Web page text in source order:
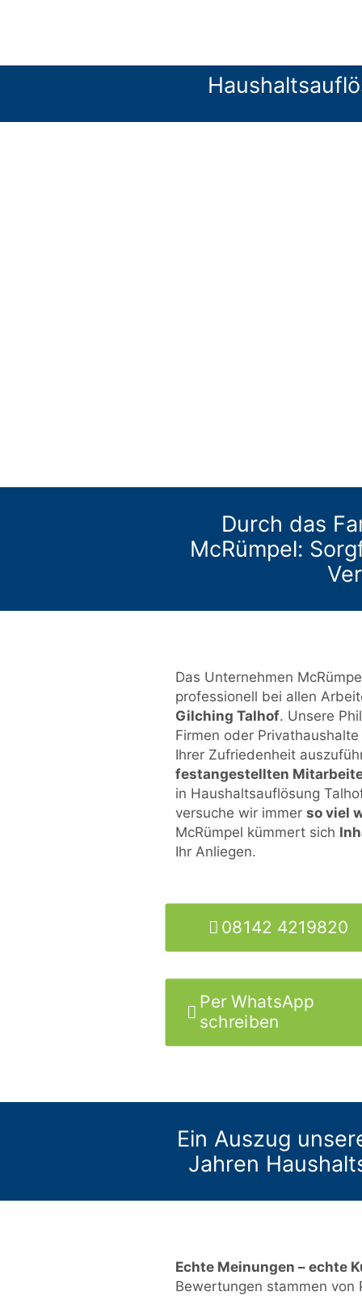
Durch das
McRümpel:
Das Unternehmen
professionell bei allen
Gilching Talhof. Unsere
Firmen oder
Ihrer Zufriedenheit
festangestellten
in Haushaltsauflösung
versuche wir immer so viel
McRümpel kümmert sich
Ihr Anliegen.
08142 4219820
Per WhatsApp
schreiben
Ein Auszug
Jahren
Echte Meinungen – echte
Bewertungen stammen von